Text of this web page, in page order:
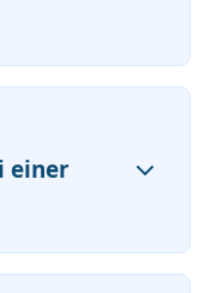
einer